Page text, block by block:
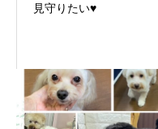
見守りたい♥